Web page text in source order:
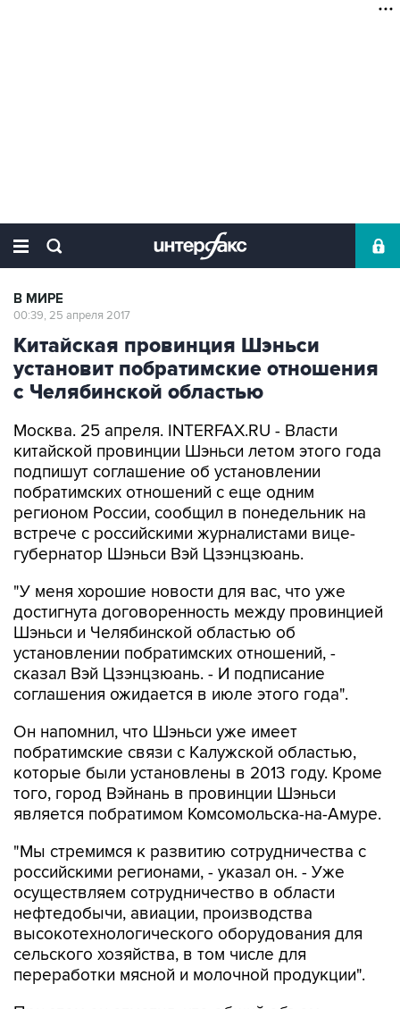
В МИРЕ
00:39, 25 апреля 2017
Китайская провинция Шэньси
установит побратимские отношения
с Челябинской областью
Москва. 25 апреля. INTERFAX.RU - Власти
китайской провинции Шэньси летом этого года
подпишут соглашение об установлении
побратимских отношений с еще одним
регионом России, сообщил в понедельник на
встрече с российскими журналистами вице-
губернатор Шэньси Вэй Цзэнцзюань.
"У меня хорошие новости для вас, что уже
достигнута договоренность между провинцией
Шэньси и Челябинской областью об
установлении побратимских отношений, -
сказал Вэй Цзэнцзюань. - И подписание
соглашения ожидается в июле этого года".
Он напомнил, что Шэньси уже имеет
побратимские связи с Калужской областью,
которые были установлены в 2013 году. Кроме
того, город Вэйнань в провинции Шэньси
является побратимом Комсомольска-на-Амуре.
"Мы стремимся к развитию сотрудничества с
российскими регионами, - указал он. - Уже
осуществляем сотрудничество в области
нефтедобычи, авиации, производства
высокотехнологического оборудования для
сельского хозяйства, в том числе для
переработки мясной и молочной продукции".